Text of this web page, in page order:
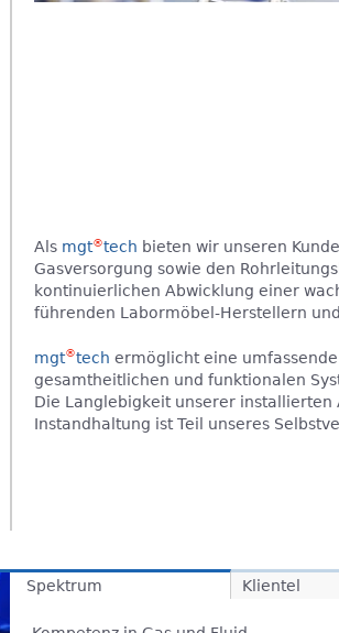
Als mgt®tech bieten wir unseren
Gasversorgung sowie den
kontinuierlichen Abwicklung einer
führenden Labormöbel-Herstellern
mgt®tech ermöglicht eine
gesamtheitlichen und funktionalen
Die Langlebigkeit unserer
Instandhaltung ist Teil unseres
Spektrum Klientel